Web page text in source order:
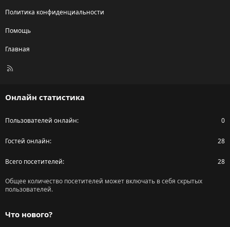
Политика конфиденциальности
Помощь
Главная
R
Онлайн статистика
Пользователей онлайн 0
Гостей онлайн 28
Всего посетителей 28
Общее количество посетителей может включать в себя скрытых
пользователей.
Что нового?